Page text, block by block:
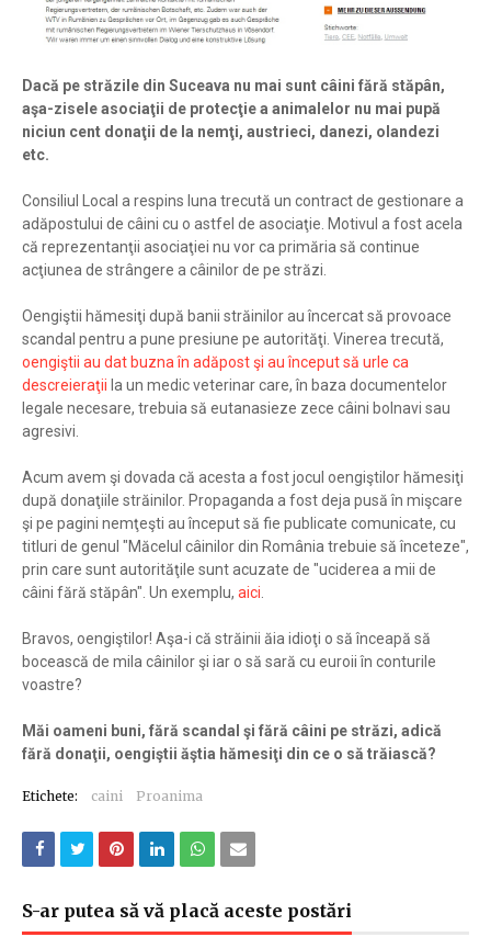
Dacă pe străzile din Suceava nu mai sunt câini fără stăpân,
aşa-zisele asociaţii de protecţie a animalelor nu mai pupă
niciun cent donaţii de la nemţi, austrieci, danezi, olandezi
etc.
Consiliul Local a respins luna trecută un contract de gestionare a
adăpostului de câini cu o astfel de asociaţie. Motivul a fost acela
că reprezentanţii asociaţiei nu vor ca primăria să continue
acţiunea de strângere a câinilor de pe străzi.
Oengiştii hămesiţi după banii străinilor au încercat să provoace
scandal pentru a pune presiune pe autorităţi. Vinerea trecută,
oengiştii au dat buzna în adăpost şi au început să urle ca
descreieraţii la un medic veterinar care, în baza documentelor
legale necesare, trebuia să eutanasieze zece câini bolnavi sau
agresivi.
Acum avem şi dovada că acesta a fost jocul oengiştilor hămesiţi
după donaţiile străinilor. Propaganda a fost deja pusă în mişcare
şi pe pagini nemţeşti au început să fie publicate comunicate, cu
titluri de genul "Măcelul câinilor din România trebuie să înceteze",
prin care sunt autorităţile sunt acuzate de "uciderea a mii de
câini fără stăpân". Un exemplu, aici
Bravos, oengiştilor! Aşa-i că străinii ăia idioţi o să înceapă să
bocească de mila câinilor şi iar o să sară cu euroii în conturile
voastre?
Măi oameni buni, fără scandal şi fără câini pe străzi, adică
fără donaţii, oengiştii ăştia hămesiţi din ce o să trăiască?
Etichete: caini Proanima
S-ar putea să vă placă aceste postări